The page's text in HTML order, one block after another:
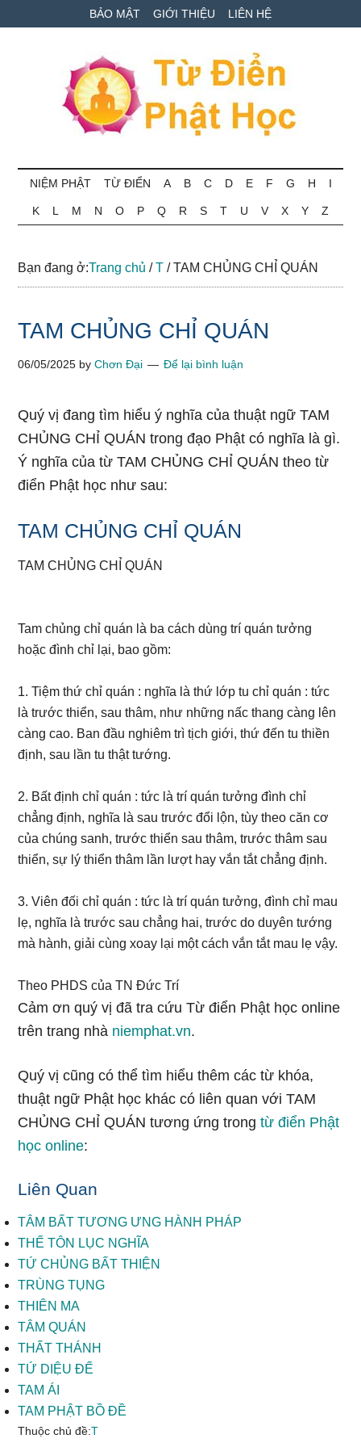
to
to
qua
BẢO MẬT GIỚI THIỆU LIÊN HỆ
Từ
điển
Phật
học
ngữ
NIỆM PHẬT TỪ ĐIỂN A B C D E F G H I
K L M N O P Q R S T U V X Y Z
Bạn đang ở:Trang chủ / T /TAM CHỦNG CHỈ QUÁN
TAM CHỦNG CHỈ QUÁN
06/05/2025 byChơn Đại Để lại bình luận
Quý vị đang tìm hiểu ý nghĩa của thuật ngữ TAM
CHỦNG CHỈ QUÁN trong đạo Phật có nghĩa là gì.
Ý nghĩa của từ TAM CHỦNG CHỈ QUÁN theo từ
điển Phật học như sau:
TAM CHỦNG CHỈ QUÁN
TAM CHỦNG CHỈ QUÁN
Tam chủng chỉ quán là ba cách dùng trí quán tưởng
hoặc đình chỉ lại, bao gồm:
1. Tiệm thứ chỉ quán : nghĩa là thứ lớp tu chỉ quán : tức
là trước thiển, sau thâm, như những nấc thang càng lên
càng cao. Ban đầu nghiêm trì tịch giới, thứ đến tu thiền
định, sau lần tu thật tướng.
2. Bất định chỉ quán : tức là trí quán tưởng đình chỉ
chẳng định, nghĩa là sau trước đổi lộn, tùy theo căn cơ
của chúng sanh, trước thiển sau thâm, trước thâm sau
thiển, sự lý thiển thâm lần lượt hay vắn tắt chẳng định.
3. Viên đối chỉ quán : tức là trí quán tưởng, đình chỉ mau
lẹ, nghĩa là trước sau chẳng hai, trước do duyên tướng
mà hành, giải cùng xoay lại một cách vắn tắt mau lẹ vậy.
Theo PHDS của TN Đức Trí
Cảm ơn quý vị đã tra cứu Từ điển Phật học online
trên trang nhà niemphat.vn.
Quý vị cũng có thể tìm hiểu thêm các từ khóa,
thuật ngữ Phật học khác có liên quan với TAM
CHỦNG CHỈ QUÁN tương ứng trongtừ điển Phật
học online:
Liên Quan
TÂM BẤT TƯƠNG ƯNG HÀNH PHÁP
THẾ TÔN LỤC NGHĨA
TỨ CHỦNG BẤT THIỆN
TRÙNG TỤNG
THIÊN MA
TÂM QUÁN
THẤT THÁNH
TỨ DIỆU ĐẾ
TAM ÁI
TAM PHẬT BỒ ĐỀ
Thuộc chủ đề:T